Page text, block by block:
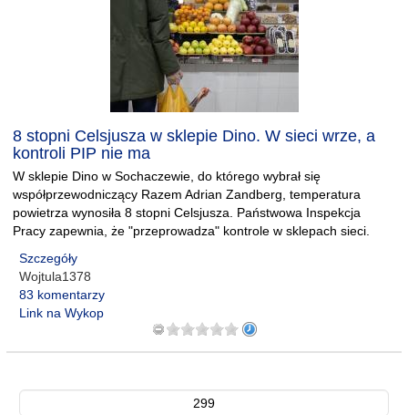
8 stopni Celsjusza w sklepie Dino. W sieci wrze, a
kontroli PIP nie ma
W sklepie Dino w Sochaczewie, do którego wybrał się
współprzewodniczący Razem Adrian Zandberg, temperatura
powietrza wynosiła 8 stopni Celsjusza. Państwowa Inspekcja
Pracy zapewnia, że "przeprowadza" kontrole w sklepach sieci.
Szczegóły
Wojtula1378
83 komentarzy
Link na Wykop
299